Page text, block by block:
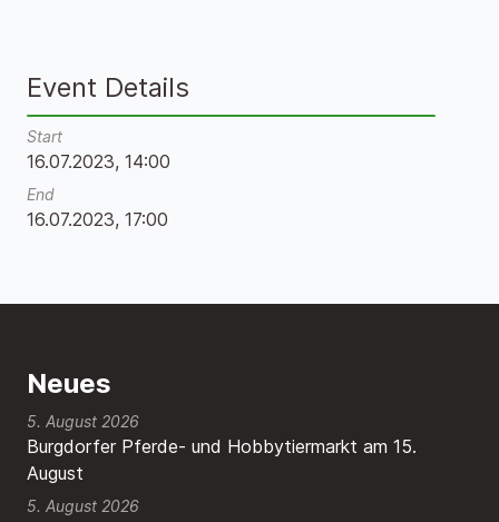
Event Details
Start
16.07.2023, 14:00
End
16.07.2023, 17:00
Neues
Burgdorfer Pferde- und Hobbytiermarkt am 15.
August
5. August 2026
5. August 2026